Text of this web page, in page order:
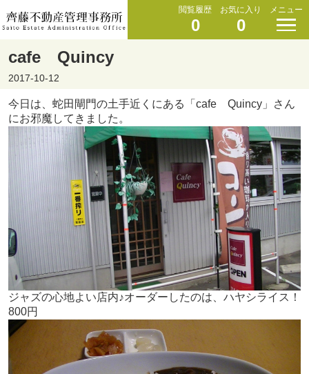
閲覧履歴
0
お気に入り
0
メニュー
cafe Quincy
2017-10-12
今日は、蛇田閘門の土手近くにある「cafe Quincy」さん
にお邪魔してきました。
ジャズの心地よい店内♪オーダーしたのは、ハヤシライス！
800円